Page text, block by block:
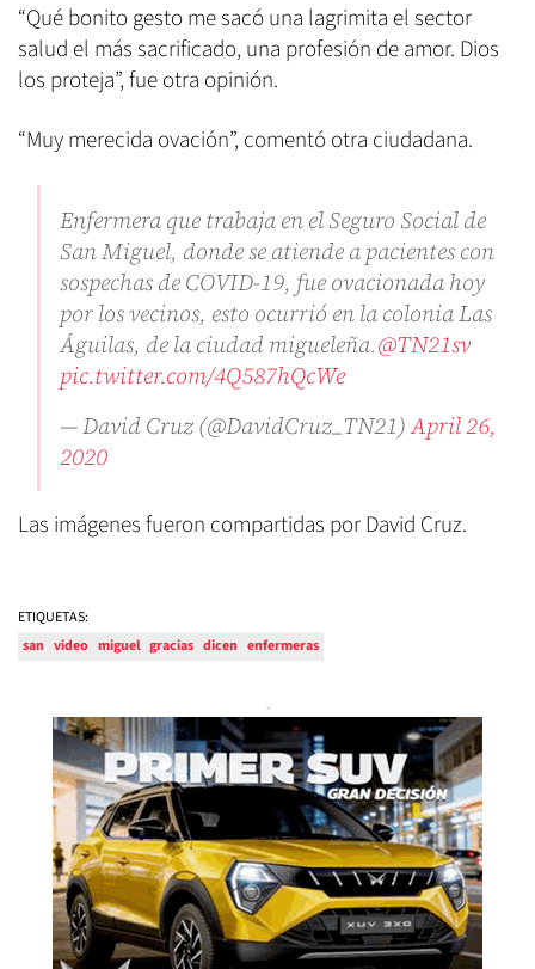
“Qué bonito gesto me sacó una lagrimita el sector
salud el más sacrificado, una profesión de amor. Dios
los proteja”, fue otra opinión.
“Muy merecida ovación”, comentó otra ciudadana.
Enfermera que trabaja en el Seguro Social de
San Miguel, donde se atiende a pacientes con
sospechas de COVID-19, fue ovacionada hoy
por los vecinos, esto ocurrió en la colonia Las
Águilas, de la ciudad migueleña.@TN21sv
pic.twitter.com/4Q587hQcWe
— David Cruz (@DavidCruz_TN21)April 26,
2020
Las imágenes fueron compartidas por David Cruz.
ETIQUETAS:
san video miguel gracias dicen enfermeras